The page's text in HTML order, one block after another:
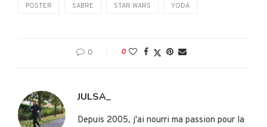
POSTER SABRE STAR WARS YODA
0 0
JULSA_
Depuis 2005, j'ai nourri ma passion pour la